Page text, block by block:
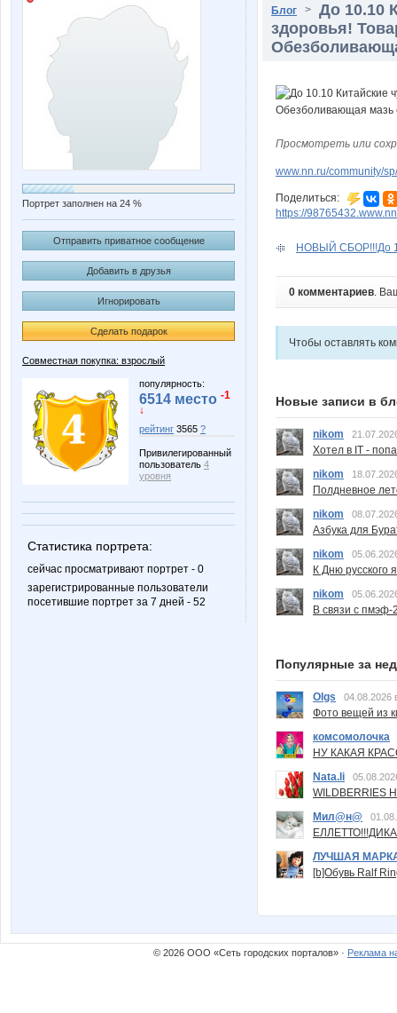
Портрет заполнен на 24 %
Отправить приватное сообщение
Добавить в друзья
Игнорировать
Сделать подарок
Совместная покупка: взрослый
популярность:
6514 место -1
↓
рейтинг 3565 ?
Привилегированный
пользователь 4
уровня
Статистика портрета:
сейчас просматривают портрет - 0
зарегистрированные пользователи
посетившие портрет за 7 дней - 52
Блог > До 10.10
здоровья!
Просмотреть или
www.nn.ru/community/
Поделиться:
https://
НОВЫЙ СБОР!!!До
0 комментариев.
Чтобы оставлять
Новые записи в
nikom
Хотел в IT -
nikom
Полдневное
nikom
Азбука для
nikom
К Дню русского
nikom
В связи с пмэф-
Популярные за
Olgs 04.08.2026
Фото вещей из
комсомолочка
НУ КАКАЯ
Nata.li
Мил@н@
ЛУЧШАЯ
[b]Обувь Ralf
© 2026 ООО «Сеть городских порталов» · Реклама